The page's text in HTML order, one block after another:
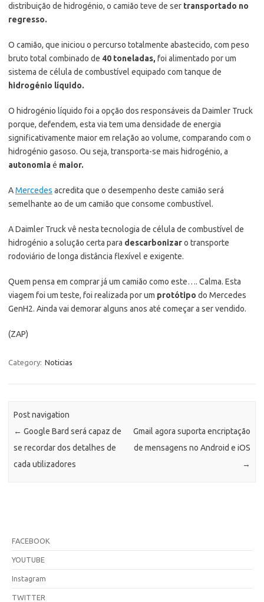
distribuição de hidrogénio, o camião teve de ser transportado no
regresso.
O camião, que iniciou o percurso totalmente abastecido, com peso
bruto total combinado de 40 toneladas, foi alimentado por um
sistema de célula de combustível equipado com tanque de
hidrogénio líquido.
O hidrogénio líquido foi a opção dos responsáveis da Daimler Truck
porque, defendem, esta via tem uma densidade de energia
significativamente maior em relação ao volume, comparando com o
hidrogénio gasoso. Ou seja, transporta-se mais hidrogénio, a
autonomiaé maior.
AMercedes acredita que o desempenho deste camião será
semelhante ao de um camião que consome combustível.
A Daimler Truck vê nesta tecnologia de célula de combustível de
hidrogénio a solução certa para descarbonizaro transporte
rodoviário de longa distância flexível e exigente.
Quem pensa em comprar já um camião como este…. Calma. Esta
viagem foi um teste, foi realizada por um protótipo do Mercedes
GenH2. Ainda vai demorar alguns anos até começar a ser vendido.
(ZAP)
Category: Noticias
Post navigation
← Google Bard será capaz de
se recordar dos detalhes de
cada utilizadores
Gmail agora suporta encriptação
de mensagens no Android e iOS
→
FACEBOOK
YOUTUBE
Instagram
TWITTER